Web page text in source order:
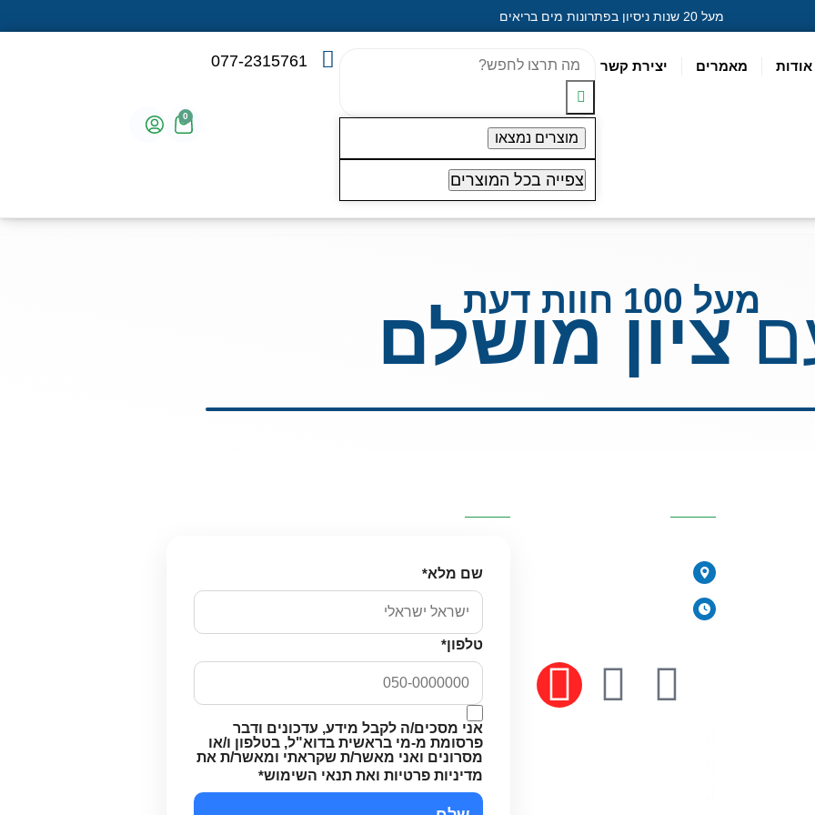
מעל 20 שנות ניסיון בפתרונות מים בריאים
אודות מאמרים יצירת קשר
מוצרים נמצאו
צפייה בכל המוצרים
077-2315761
0
מעל 100 חוות דעת
ציון מושלם
שם מלא*
טלפון*
אני מסכים/ה לקבל מידע, עדכונים ודבר
פרסומת מ-מי בראשית בדוא"ל, בטלפון ו/או
מסרונים ואני מאשר/ת שקראתי ומאשר/ת את
מדיניות פרטיות ואת תנאי השימוש*